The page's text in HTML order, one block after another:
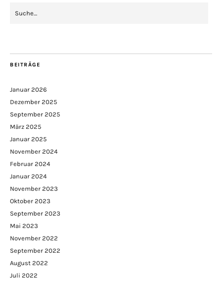
BEITRÄGE
Januar 2026
Dezember 2025
September 2025
März 2025
Januar 2025
November 2024
Februar 2024
Januar 2024
November 2023
Oktober 2023
September 2023
Mai 2023
November 2022
September 2022
August 2022
Juli 2022